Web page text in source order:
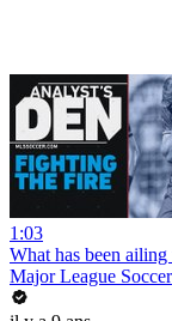
1:03
What has been
Major League Soccer